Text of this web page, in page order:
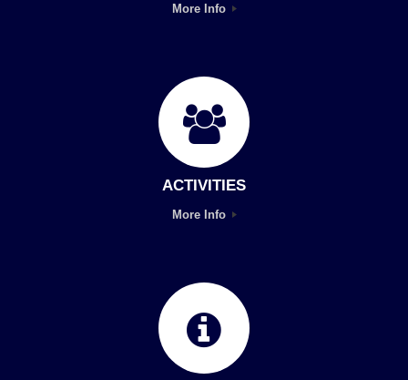
More Info
ACTIVITIES
More Info